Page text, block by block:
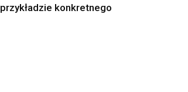
przykładzie konkretnego